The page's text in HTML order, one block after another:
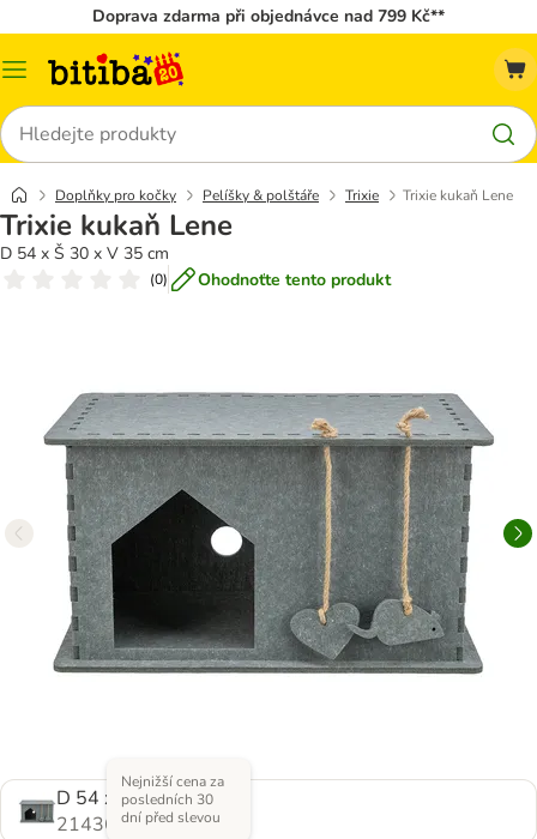
Doprava zdarma při objednávce nad 799 Kč**
Kategorie
Hledat
Doplňky pro kočky Pelíšky & polštáře Trixie Trixie kukaň Lene
Trixie kukaň Lene
D 54 x Š 30 x V 35 cm
(0) Ohodnoťte tento produkt
D 54 x Š 30 x V 35 cm
2143608.0
Nejnižší cena za
posledních 30
dní před slevou